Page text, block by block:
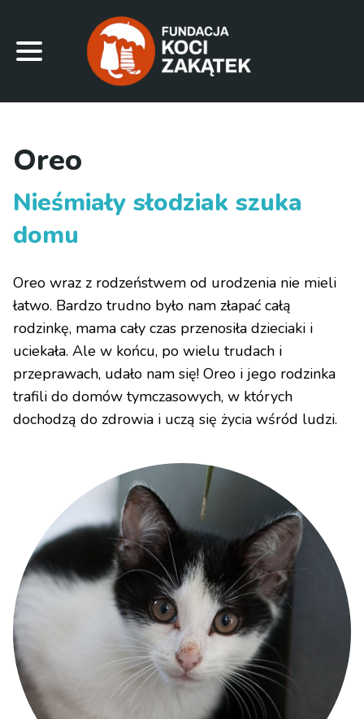
Oreo
Nieśmiały słodziak szuka
domu
Oreo wraz z rodzeństwem od urodzenia nie mieli
łatwo. Bardzo trudno było nam złapać całą
rodzinkę, mama cały czas przenosiła dzieciaki i
uciekała. Ale w końcu, po wielu trudach i
przeprawach, udało nam się! Oreo i jego rodzinka
trafili do domów tymczasowych, w których
dochodzą do zdrowia i uczą się życia wśród ludzi.